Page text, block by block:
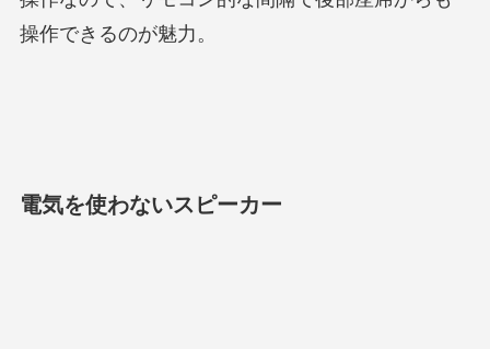
操作できるのが魅力。
電気を使わないスピーカー